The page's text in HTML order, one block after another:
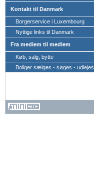
Kontakt til Danmark
Borgerservice i Luxembourg
Nyttige links til Danmark
Fra medlem til medlem
Køb, salg, bytte
Boliger sælges - søges - udlejes